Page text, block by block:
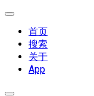
展
首页
搜索
关于
App